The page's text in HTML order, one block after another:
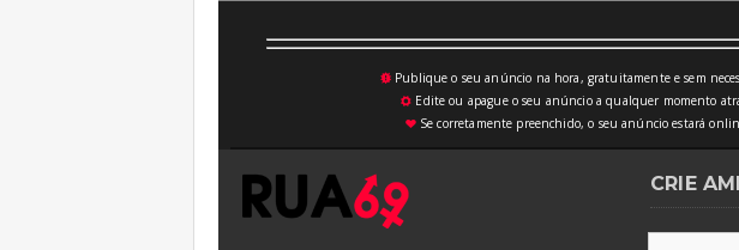
💥Publique o seu anúncio na hora, gratuitamente e sem
⚙ Edite ou apague o seu anúncio a qualquer momento
♥Se corretamente preenchido, o seu anúncio estará
CRIE